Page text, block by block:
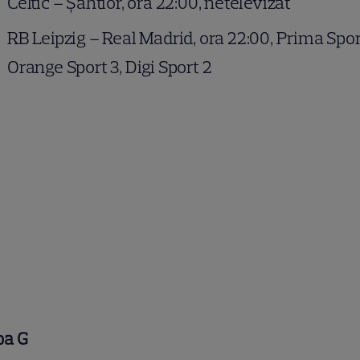
RB Leipzig – Real Madrid, ora 22:00, Prima
Orange Sport 3, Digi Sport 2
G